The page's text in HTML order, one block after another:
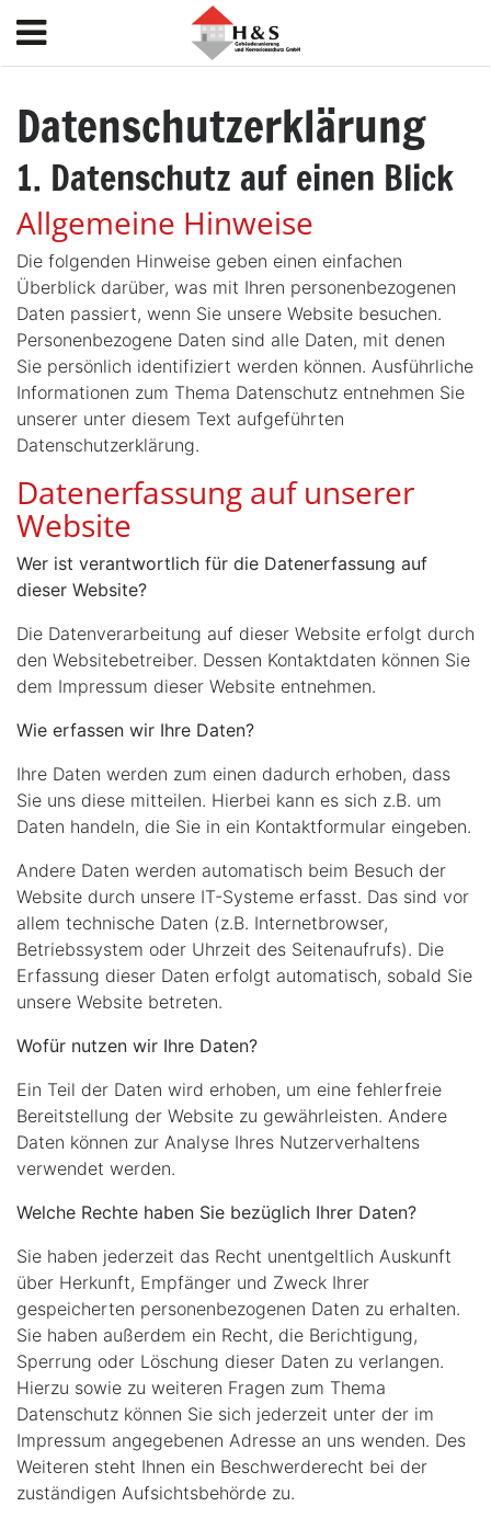
Datenschutzerklärung
1. Datenschutz auf einen Blick
Allgemeine Hinweise
Die folgenden Hinweise geben einen einfachen
Überblick darüber, was mit Ihren personenbezogenen
Daten passiert, wenn Sie unsere Website besuchen.
Personenbezogene Daten sind alle Daten, mit denen
Sie persönlich identifiziert werden können. Ausführliche
Informationen zum Thema Datenschutz entnehmen Sie
unserer unter diesem Text aufgeführten
Datenschutzerklärung.
Datenerfassung auf unserer
Website
Wer ist verantwortlich für die Datenerfassung auf
dieser Website?
Die Datenverarbeitung auf dieser Website erfolgt durch
den Websitebetreiber. Dessen Kontaktdaten können Sie
dem Impressum dieser Website entnehmen.
Wie erfassen wir Ihre Daten?
Ihre Daten werden zum einen dadurch erhoben, dass
Sie uns diese mitteilen. Hierbei kann es sich z.B. um
Daten handeln, die Sie in ein Kontaktformular eingeben.
Andere Daten werden automatisch beim Besuch der
Website durch unsere IT-Systeme erfasst. Das sind vor
allem technische Daten (z.B. Internetbrowser,
Betriebssystem oder Uhrzeit des Seitenaufrufs). Die
Erfassung dieser Daten erfolgt automatisch, sobald Sie
unsere Website betreten.
Wofür nutzen wir Ihre Daten?
Ein Teil der Daten wird erhoben, um eine fehlerfreie
Bereitstellung der Website zu gewährleisten. Andere
Daten können zur Analyse Ihres Nutzerverhaltens
verwendet werden.
Welche Rechte haben Sie bezüglich Ihrer Daten?
Sie haben jederzeit das Recht unentgeltlich Auskunft
über Herkunft, Empfänger und Zweck Ihrer
gespeicherten personenbezogenen Daten zu erhalten.
Sie haben außerdem ein Recht, die Berichtigung,
Sperrung oder Löschung dieser Daten zu verlangen.
Hierzu sowie zu weiteren Fragen zum Thema
Datenschutz können Sie sich jederzeit unter der im
Impressum angegebenen Adresse an uns wenden. Des
Weiteren steht Ihnen ein Beschwerderecht bei der
zuständigen Aufsichtsbehörde zu.